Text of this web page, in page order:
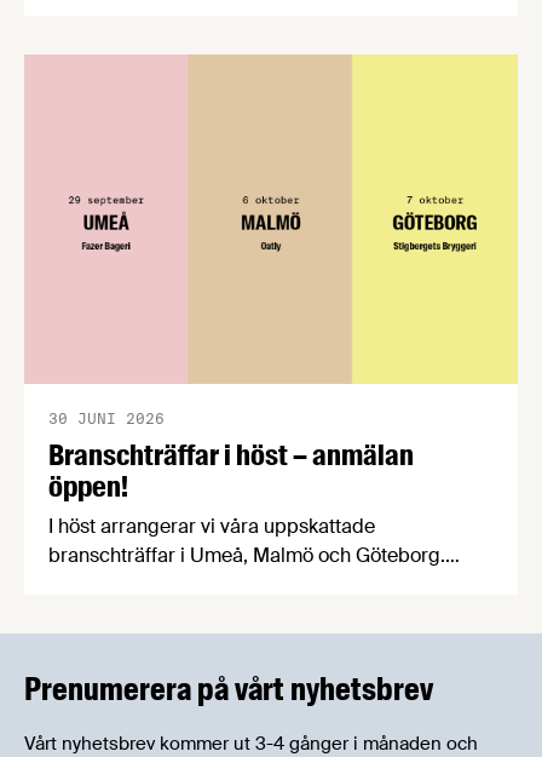
konsumentmaktsdirektivet. Livsmedelsföretagen
Branschträffar i höst – anmälan
öppen!
30 JUNI 2026
I höst arrangerar vi våra uppskattade
branschträffar i Umeå, Malmö och Göteborg.
kan träffa branschkollegor och utbyta
Prenumerera på vårt nyhetsbrev
Vårt nyhetsbrev kommer ut 3-4 gånger i månaden och